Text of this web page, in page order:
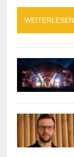
WEITERLESEN